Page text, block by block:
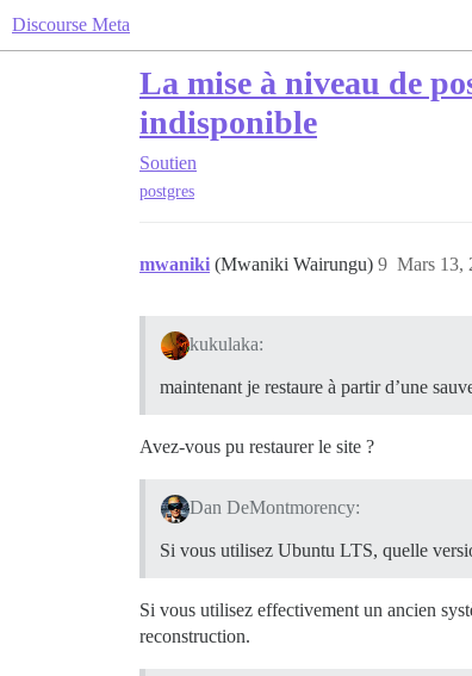
Discourse Meta
La mise à niveau de
indisponible
Soutien
postgres
mwaniki (Mwaniki Wairungu) Mars 13,
9
kukulaka:
maintenant je restaure à partir d’une
Avez-vous pu restaurer le site ?
Dan DeMontmorency:
Si vous utilisez Ubuntu LTS, quelle
Si vous utilisez effectivement un ancien
reconstruction.